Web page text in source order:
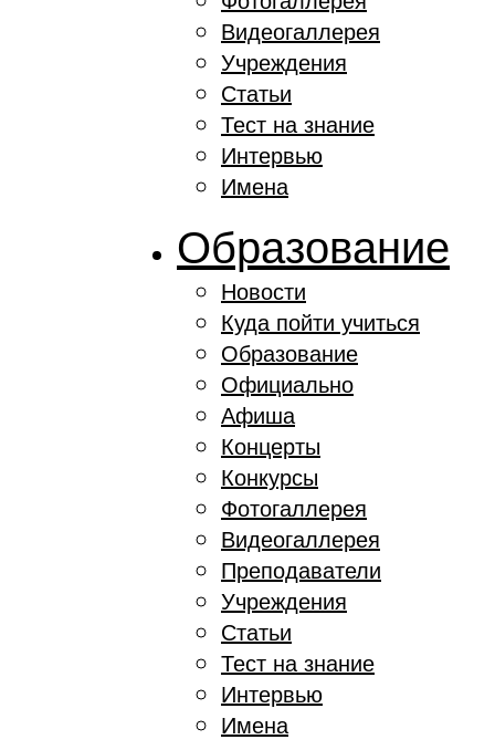
Видеогаллерея
Учреждения
Статьи
Тест на знание
Интервью
Имена
Образование
Новости
Куда пойти учиться
Образование
Официально
Афиша
Концерты
Конкурсы
Фотогаллерея
Видеогаллерея
Преподаватели
Учреждения
Статьи
Тест на знание
Интервью
Имена